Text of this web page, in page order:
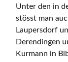
Unter den in
stösst man
Laupersdorf
Derendingen
Kurmann in